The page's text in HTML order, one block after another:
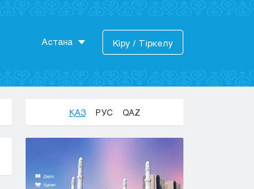
Астана
Актобе
Караганда
Кіру / Тіркелу
ҚАЗ РУС QAZ